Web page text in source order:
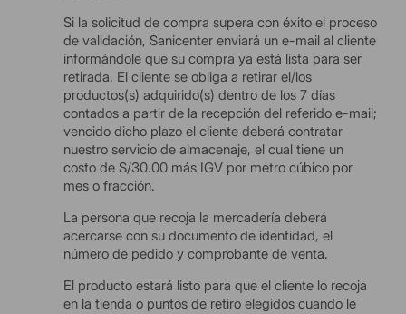
Si la solicitud de compra supera con éxito el proceso
de validación, Sanicenter enviará un e-mail al cliente
informándole que su compra ya está lista para ser
retirada. El cliente se obliga a retirar el/los
productos(s) adquirido(s) dentro de los 7 días
contados a partir de la recepción del referido e-mail;
vencido dicho plazo el cliente deberá contratar
nuestro servicio de almacenaje, el cual tiene un
costo de S/30.00 más IGV por metro cúbico por
mes o fracción.
La persona que recoja la mercadería deberá
acercarse con su documento de identidad, el
número de pedido y comprobante de venta.
El producto estará listo para que el cliente lo recoja
en la tienda o puntos de retiro elegidos cuando le